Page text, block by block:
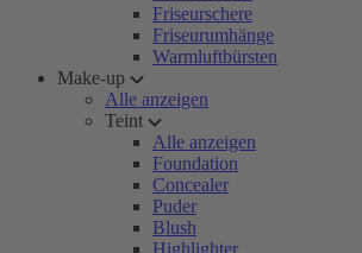
Friseurschere
Friseurumhänge
Warmluftbürsten
Make-up
Alle anzeigen
Teint
Alle anzeigen
Foundation
Concealer
Puder
Blush
Highlighter